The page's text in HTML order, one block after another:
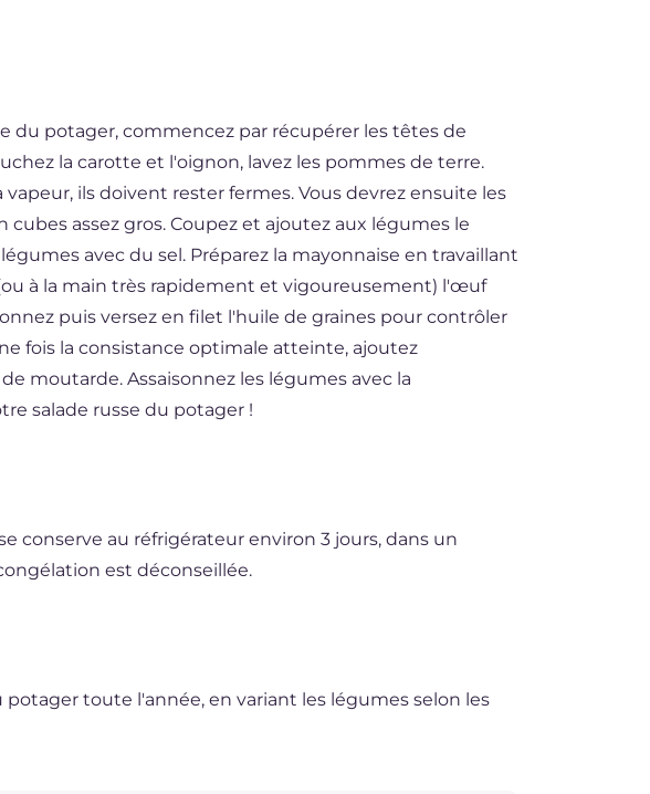
du potager, commencez par récupérer les têtes de
la carotte et l'oignon, lavez les pommes de terre.
vapeur, ils doivent rester fermes. Vous devrez ensuite les
cubes assez gros. Coupez et ajoutez aux légumes le
avec du sel. Préparez la mayonnaise en travaillant
à la main très rapidement et vigoureusement) l'œuf
puis versez en filet l'huile de graines pour contrôler
fois la consistance optimale atteinte, ajoutez
moutarde. Assaisonnez les légumes avec la
salade russe du potager !
conserve au réfrigérateur environ 3 jours, dans un
est déconseillée.
potager toute l'année, en variant les légumes selon les